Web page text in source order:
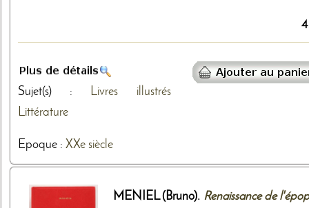
Sujet(s) :
Livres illustrés
Littérature
Epoque : XXe siècle
MENIEL (Bruno). Renaissance de